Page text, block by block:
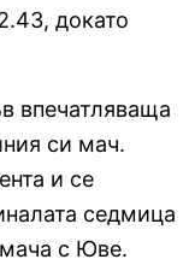
докато
впечатляваща
си мач.
и се
седмица
с Юве.